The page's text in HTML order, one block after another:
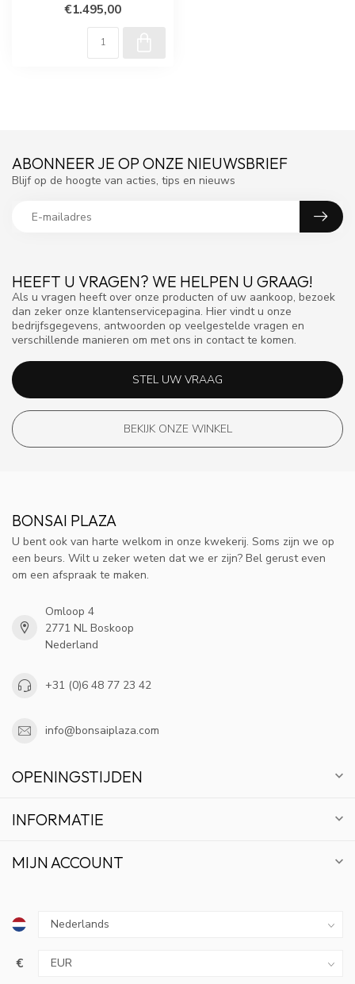
€1.495,00
HEEFT U VRAGEN? WE HELPEN U GRAAG!
Als u vragen heeft over onze producten of uw aankoop, bezoek
dan zeker onze klantenservicepagina. Hier vindt u onze
bedrijfsgegevens, antwoorden op veelgestelde vragen en
verschillende manieren om met ons in contact te komen.
STEL UW VRAAG
BEKIJK ONZE WINKEL
ABONNEER JE OP ONZE NIEUWSBRIEF
Blijf op de hoogte van acties, tips en nieuws
BONSAI PLAZA
U bent ook van harte welkom in onze kwekerij. Soms zijn we op
een beurs. Wilt u zeker weten dat we er zijn? Bel gerust even
om een afspraak te maken.
Omloop 4
2771 NL Boskoop
Nederland
+31 (0)6 48 77 23 42
info@bonsaiplaza.com
OPENINGSTIJDEN
INFORMATIE
MIJN ACCOUNT
€